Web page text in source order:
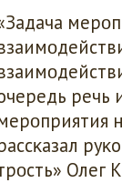
речь
Олег